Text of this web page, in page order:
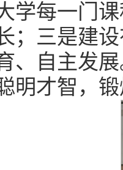
学每一门
；三是建
、自主发
明才智，